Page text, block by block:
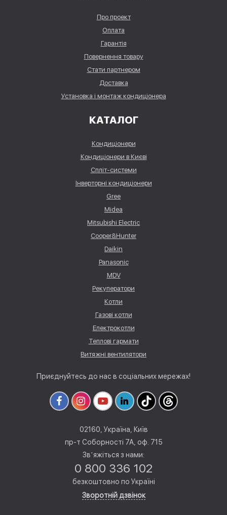
Про проект
Оплата
Гарантія
Повернення товару
Стати партнером
Доставка
Установка і монтаж кондиціонера
КАТАЛОГ
Кондиціонери
Кондиціонери в Києві
Спліт-системи
Інверторні кондиціонери
Gree
Midea
Mitsubishi Electric
Cooper&Hunter
Daikin
Panasonic
MDV
Рекуператори
Котли
Газові котли
Електрокотли
Теплові гармати
Витяжні вентилятори
Приєднуйтесь до нас в соціальних мережах!
02160, Україна, Київ
пр-т Соборності 7А, оф. 715
Звʼяжіться з нами:
0 800 336 102
безкоштовно по Україні
Зворотній дзвінок